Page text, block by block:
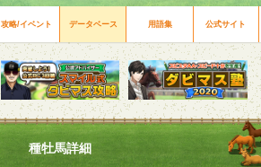
攻略/イベント データベース 用語集 公式サイト
種牡馬詳細